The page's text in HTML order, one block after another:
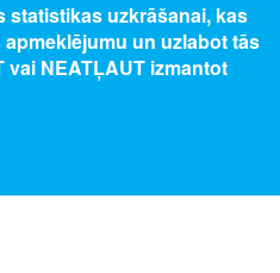
statistikas uzkrāšanai, kas
un uzlabot tās
NEATĻAUT izmantot